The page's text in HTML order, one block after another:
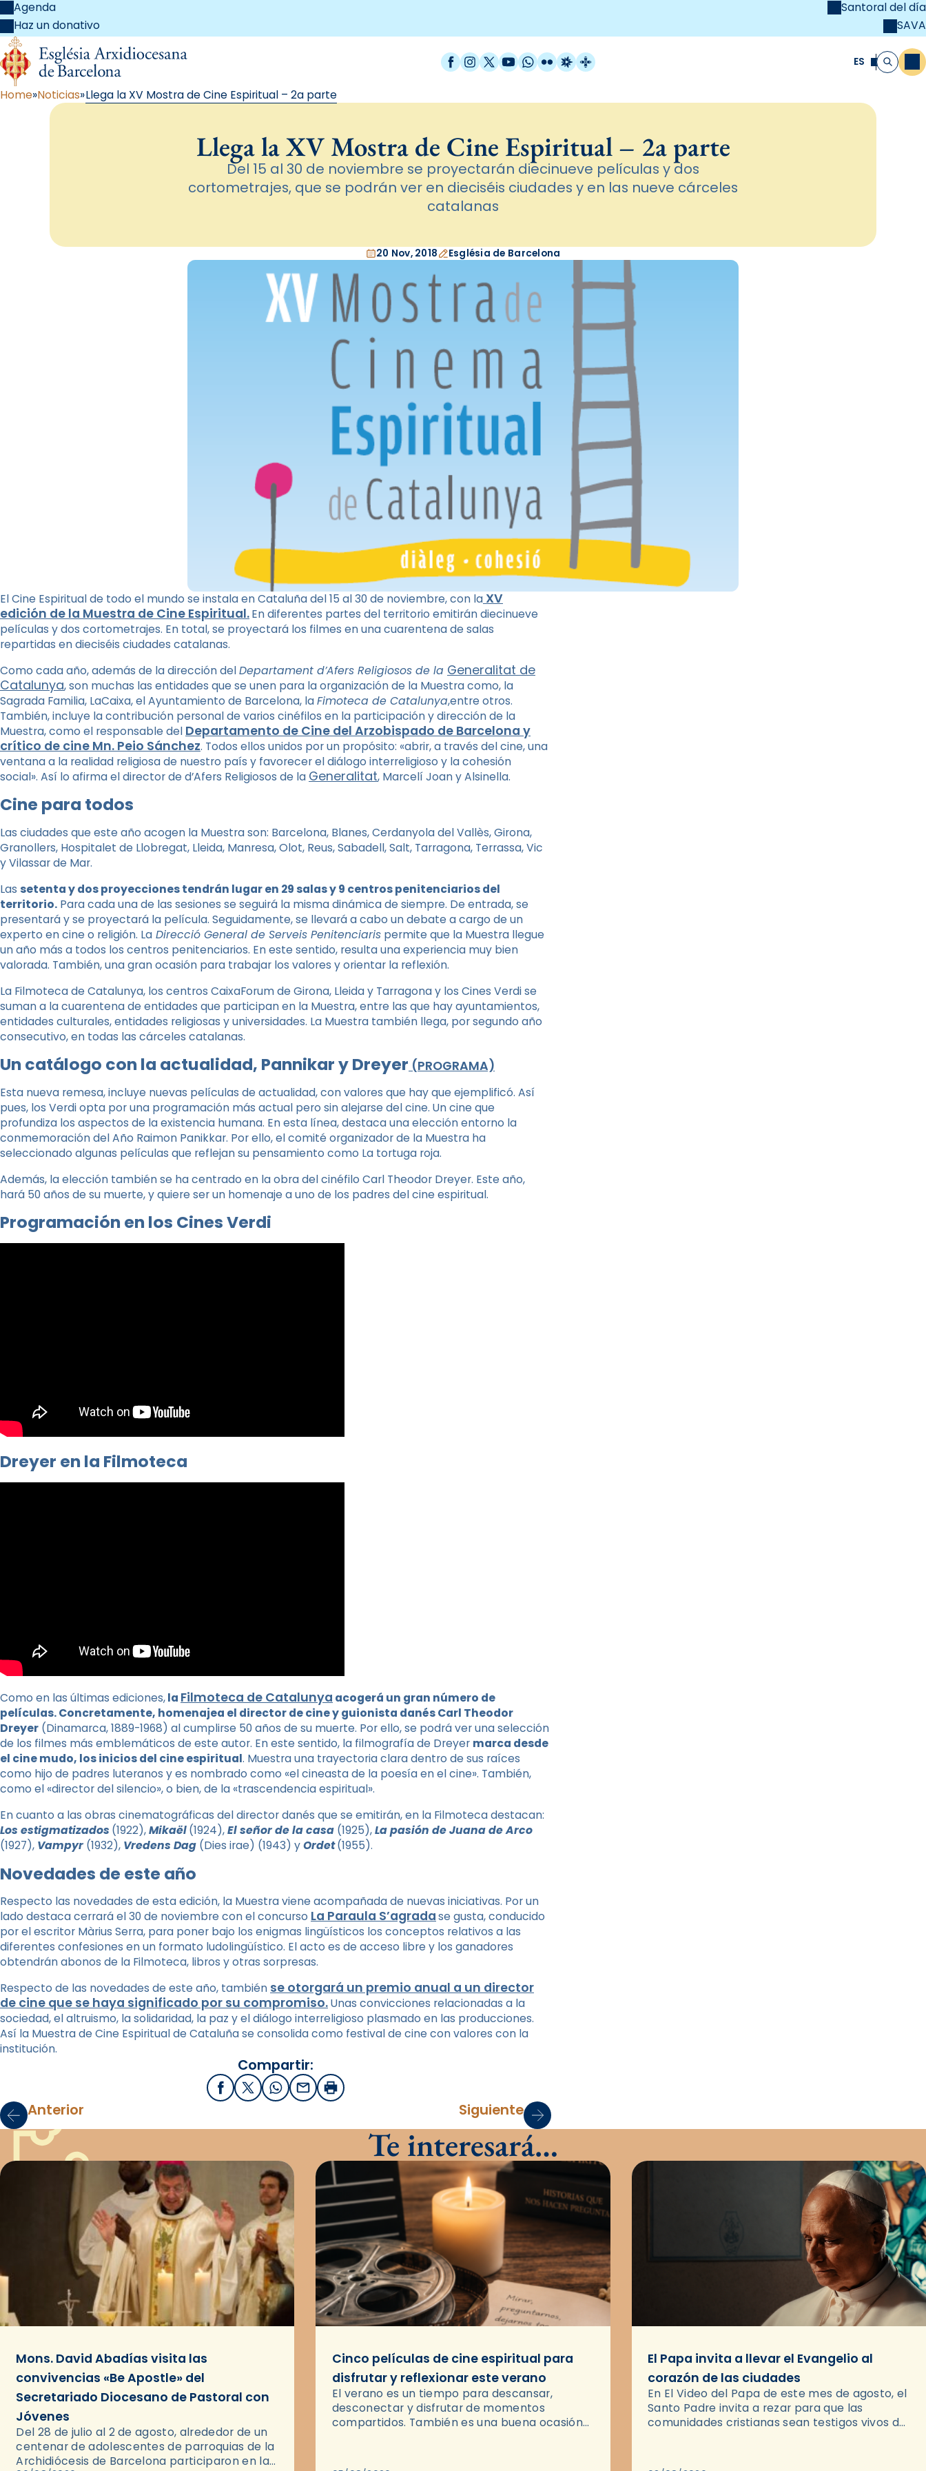
Agenda
Haz un donativo
Santoral del día
SAVA
Facebook
Instagram
X / Twitter
YouTube
WhatsApp
FlickrRadio Estel
Catalunya Cristiana ES Buscar
Home Noticias Llega la XV Mostra de Cine Espiritual – 2a parte
Llega la XV Mostra de Cine Espiritual – 2a parte
Del 15 al 30 de noviembre se proyectarán diecinueve películas y dos
cortometrajes, que se podrán ver en dieciséis ciudades y en las nueve cárceles
catalanas
20 Nov, 2018 Església de Barcelona
El Cine Espiritual de todo el mundo se instala en Cataluña del 15 al 30 de noviembre, con la XV
edición de la Muestra de Cine Espiritual.En diferentes partes del territorio emitirán diecinueve
películas y dos cortometrajes. En total, se proyectará los filmes en una cuarentena de salas
repartidas en dieciséis ciudades catalanas.
Como cada año, además de la dirección delDepartament d’Afers Religiosos de la Generalitat de
Catalunya, son muchas las entidades que se unen para la organización de la Muestra como, la
Sagrada Familia, LaCaixa, el Ayuntamiento de Barcelona, ​​laFimoteca de Catalunya,entre otros.
También, incluye la contribución personal de varios cinéfilos en la participación y dirección de la
Muestra, como el responsable del Departamento de Cine del Arzobispado de Barcelona y
crítico de cine Mn. Peio Sánchez. Todos ellos unidos por un propósito: «abrir, a través del cine, una
ventana a la realidad religiosa de nuestro país y favorecer el diálogo interreligioso y la cohesión
social». Así lo afirma el director de d’Afers Religiosos de la Generalitat, Marcelí Joan y Alsinella.
Cine para todos
Las ciudades que este año acogen la Muestra son: Barcelona, ​​Blanes, Cerdanyola del Vallès, Girona,
Granollers, Hospitalet de Llobregat, Lleida, Manresa, Olot, Reus, Sabadell, Salt, Tarragona, Terrassa, Vic
y Vilassar de Mar.
Las setenta y dos proyecciones tendrán lugar en 29 salas y 9 centros penitenciarios del
territorio. Para cada una de las sesiones se seguirá la misma dinámica de siempre. De entrada, se
presentará y se proyectará la película. Seguidamente, se llevará a cabo un debate a cargo de un
experto en cine o religión. La Direcció General de Serveis Penitenciaris permite que la Muestra llegue
un año más a todos los centros penitenciarios. En este sentido, resulta una experiencia muy bien
valorada. También, una gran ocasión para trabajar los valores y orientar la reflexión.
La Filmoteca de Catalunya, los centros CaixaForum de Girona, Lleida y Tarragona y los Cines Verdi se
suman a la cuarentena de entidades que participan en la Muestra, entre las que hay ayuntamientos,
entidades culturales, entidades religiosas y universidades. La Muestra también llega, por segundo año
consecutivo, en todas las cárceles catalanas.
Un catálogo con la actualidad, Pannikar y Dreyer (PROGRAMA)
Esta nueva remesa, incluye nuevas películas de actualidad, con valores que hay que ejemplificó. Así
pues, los Verdi opta por una programación más actual pero sin alejarse del cine. Un cine que
profundiza los aspectos de la existencia humana. En esta línea, destaca una elección entorno la
conmemoración del Año Raimon Panikkar. Por ello, el comité organizador de la Muestra ha
seleccionado algunas películas que reflejan su pensamiento como La tortuga roja.
Además, la elección también se ha centrado en la obra del cinéfilo Carl Theodor Dreyer. Este año,
hará 50 años de su muerte, y quiere ser un homenaje a uno de los padres del cine espiritual.
Programación en los Cines Verdi
Dreyer en la Filmoteca
Como en las últimas ediciones,la Filmoteca de Catalunya acogerá un gran número de
películas. Concretamente, homenajea el director de cine y guionista danés Carl Theodor
Dreyer (Dinamarca, 1889-1968) al cumplirse 50 años de su muerte. Por ello, se podrá ver una selección
de los filmes más emblemáticos de este autor. En este sentido, la filmografía de Dreyer marca desde
el cine mudo, los inicios del cine espiritual. Muestra una trayectoria clara dentro de sus raíces
como hijo de padres luteranos y es nombrado como «el cineasta de la poesía en el cine». También,
como el «director del silencio», o bien, de la «trascendencia espiritual».
En cuanto a las obras cinematográficas del director danés que se emitirán, en la Filmoteca destacan:
Los estigmatizados (1922),Mikaël(1924),El señor de la casa (1925),La pasión de Juana de Arco
(1927), Vampyr (1932), Vredens Dag (Dies irae) (1943) yOrdet(1955).
Novedades de este año
Respecto las novedades de esta edición, la Muestra viene acompañada de nuevas iniciativas. Por un
lado destaca cerrará el 30 de noviembre con el concurso La Paraula S’agradase gusta, conducido
por el escritor Màrius Serra, para poner bajo los enigmas lingüísticos los conceptos relativos a las
diferentes confesiones en un formato ludolingüístico. El acto es de acceso libre y los ganadores
obtendrán abonos de la Filmoteca, libros y otras sorpresas.
Respecto de las novedades de este año, también se otorgará un premio anual a un director
de cine que se haya significado por su compromiso.Unas convicciones relacionadas a la
sociedad, el altruismo, la solidaridad, la paz y el diálogo interreligioso plasmado en las producciones.
Así la Muestra de Cine Espiritual de Cataluña se consolida como festival de cine con valores con la
institución.
Compartir:
FacebookX / Twitter
WhatsApp
EmailImprimir
Anterior Siguiente
Te interesará…
Mons. David Abadías visita las
convivencias «Be Apostle» del
Secretariado Diocesano de Pastoral con
Jóvenes
Del 28 de julio al 2 de agosto, alrededor de un
centenar de adolescentes de parroquias de la
Archidiócesis de Barcelona participaron en las
Cinco películas de cine espiritual para
disfrutar y reflexionar este verano
El verano es un tiempo para descansar,
desconectar y disfrutar de momentos
compartidos. También es una buena ocasión
El Papa invita a llevar el Evangelio al
corazón de las ciudades
En El Video del Papa de este mes de agosto, el
Santo Padre invita a rezar para que las
comunidades cristianas sean testigos vivos del